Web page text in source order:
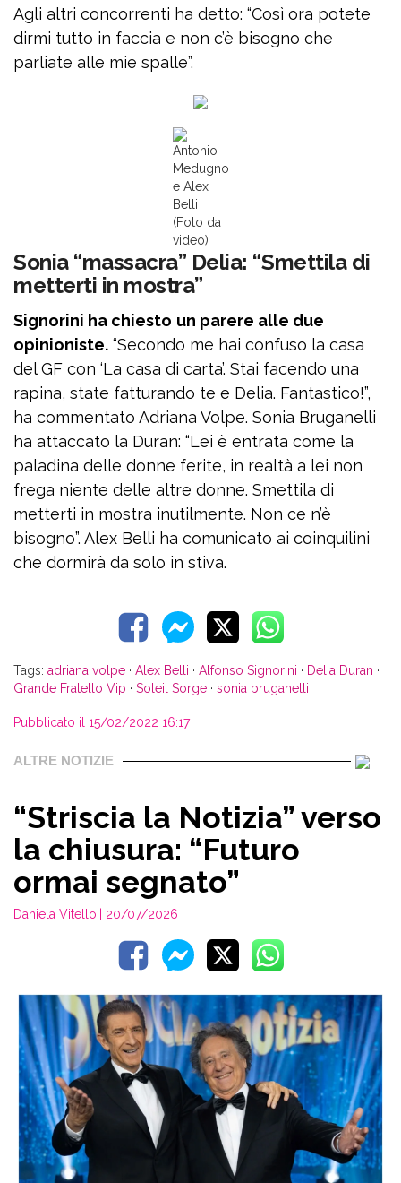
Agli altri concorrenti ha detto: “Così ora potete
dirmi tutto in faccia e non c’è bisogno che
parliate alle mie spalle”.
Antonio
Medugno
e Alex
Belli
(Foto da
video)
Sonia “massacra” Delia: “Smettila di
metterti in mostra”
Signorini ha chiesto un parere alle due
opinioniste. “Secondo me hai confuso la casa
del GF con ‘La casa di carta’. Stai facendo una
rapina, state fatturando te e Delia. Fantastico!”,
ha commentato Adriana Volpe. Sonia Bruganelli
ha attaccato la Duran: “Lei è entrata come la
paladina delle donne ferite, in realtà a lei non
frega niente delle altre donne. Smettila di
metterti in mostra inutilmente. Non ce n’è
bisogno”. Alex Belli ha comunicato ai coinquilini
che dormirà da solo in stiva.
Tags: adriana volpe · Alex Belli · Alfonso Signorini · Delia Duran ·
Grande Fratello Vip · Soleil Sorge · sonia bruganelli
Pubblicato il 15/02/2022 16:17
ALTRE NOTIZIE
“Striscia la Notizia” verso
la chiusura: “Futuro
ormai segnato”
Daniela Vitello | 20/07/2026